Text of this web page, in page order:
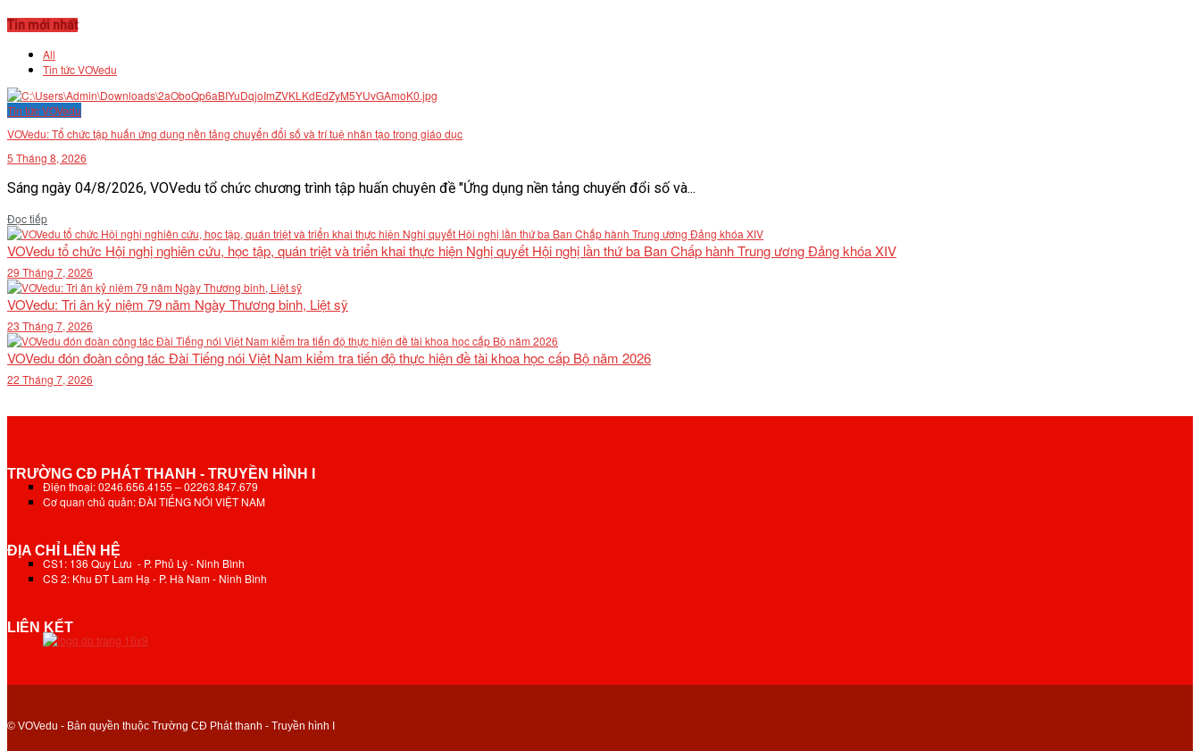
Tin mới nhất
All
Tin tức VOVedu
Tin tức VOVedu
VOVedu: Tổ chức tập huấn ứng dụng nền tảng chuyển đổi số và trí tuệ nhân tạo trong giáo dục
5 Tháng 8, 2026
Sáng ngày 04/8/2026, VOVedu tổ chức chương trình tập huấn chuyên đề "Ứng dụng nền tảng chuyển đổi số và...
Đọc tiếpDetails
VOVedu tổ chức Hội nghị nghiên cứu, học tập, quán triệt và triển khai thực hiện Nghị quyết Hội nghị lần thứ ba Ban Chấp hành Trung ương Đảng khóa XIV
29 Tháng 7, 2026
VOVedu: Tri ân kỷ niệm 79 năm Ngày Thương binh, Liệt sỹ
23 Tháng 7, 2026
VOVedu đón đoàn công tác Đài Tiếng nói Việt Nam kiểm tra tiến độ thực hiện đề tài khoa học cấp Bộ năm 2026
22 Tháng 7, 2026
TRƯỜNG CĐ PHÁT THANH - TRUYỀN HÌNH I
Điện thoại: 0246.656.4155 – 02263.847.679
Cơ quan chủ quản: ĐÀI TIẾNG NÓI VIỆT NAM
ĐỊA CHỈ LIÊN HỆ
CS1: 136 Quy Lưu - P. Phủ Lý - Ninh Bình
CS 2: Khu ĐT Lam Hạ - P. Hà Nam - Ninh Bình
LIÊN KẾT
© VOVedu - Bản quyền thuộc Trường CĐ Phát thanh - Truyền hình I